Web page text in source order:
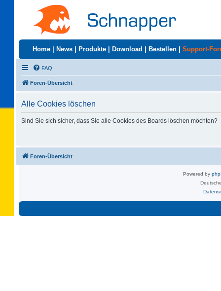
Home News Produkte Download Bestellen Support-
FAQ
Foren-Übersicht
Alle Cookies löschen
Sind Sie sich sicher, dass Sie alle Cookies des Boards löschen möchten?
Foren-Übersicht
Powered by